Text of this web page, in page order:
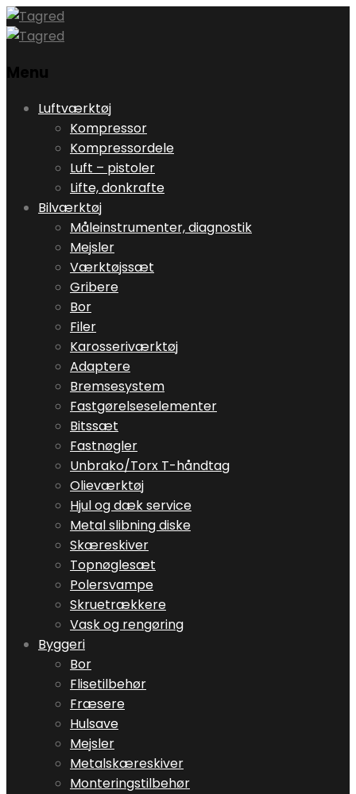
Menu
Skip
content
Luftværktøj
Kompressor
Kompressordele
Luft – pistoler
Lifte, donkrafte
Bilværktøj
Måleinstrumenter, diagnostik
Mejsler
Værktøjssæt
Gribere
Bor
Filer
Karosseriværktøj
Adaptere
Bremsesystem
Fastgørelseselementer
Bitssæt
Fastnøgler
Unbrako/Torx T-håndtag
Olieværktøj
Hjul og dæk service
Metal slibning diske
Skæreskiver
Topnøglesæt
Polersvampe
Skruetrækkere
Vask og rengøring
Byggeri
Bor
Flisetilbehør
Fræsere
Hulsave
Mejsler
Metalskæreskiver
Monteringstilbehør